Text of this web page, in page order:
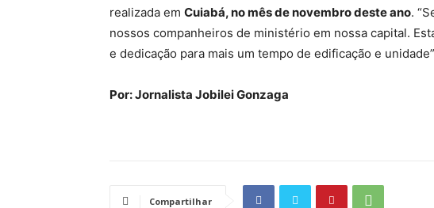
realizada em Cuiabá, no mês de novembro deste ano.
nossos companheiros de ministério em nossa capital.
e dedicação para mais um tempo de edificação e
Por: Jornalista Jobilei Gonzaga
Compartilhar